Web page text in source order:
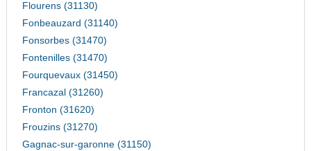
Flourens (31130)
Fonbeauzard (31140)
Fonsorbes (31470)
Fontenilles (31470)
Fourquevaux (31450)
Francazal (31260)
Fronton (31620)
Frouzins (31270)
Gagnac-sur-garonne (31150)